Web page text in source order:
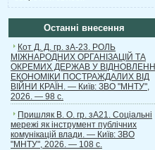
Останні внесення
Кот Д. Д. гр. зА-23. РОЛЬ
МІЖНАРОДНИХ ОРГАНІЗАЦІЙ ТА
ОКРЕМИХ ДЕРЖАВ У ВІДНОВЛЕННІ
ЕКОНОМІКИ ПОСТРАЖДАЛИХ ВІД
ВІЙНИ КРАЇН. — Київ: ЗВО "МНТУ",
2026. — 98 с.
Пришляк В. О. гр. зА21. Соціальні
мережі як інструмент публічних
комунікацій влади. — Київ: ЗВО
"МНТУ", 2026. — 108 с.